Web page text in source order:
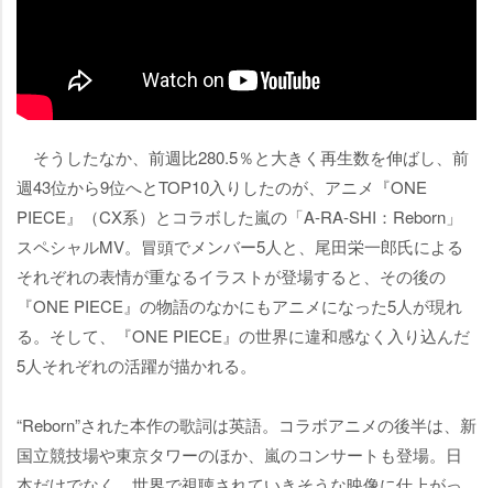
そうしたなか、前週比280.5％と大きく再生数を伸ばし、前
週43位から9位へとTOP10入りしたのが、アニメ『ONE
PIECE』（CX系）とコラボした嵐の「A-RA-SHI：Reborn」
スペシャルMV。冒頭でメンバー5人と、尾田栄一郎氏による
それぞれの表情が重なるイラストが登場すると、その後の
『ONE PIECE』の物語のなかにもアニメになった5人が現れ
る。そして、『ONE PIECE』の世界に違和感なく入り込んだ
5人それぞれの活躍が描かれる。
“Reborn”された本作の歌詞は英語。コラボアニメの後半は、新
国立競技場や東京タワーのほか、嵐のコンサートも登場。日